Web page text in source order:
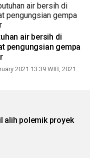
air bersih di
pengungsian gempa
2021 13:39 WIB, 2021
alih polemik proyek